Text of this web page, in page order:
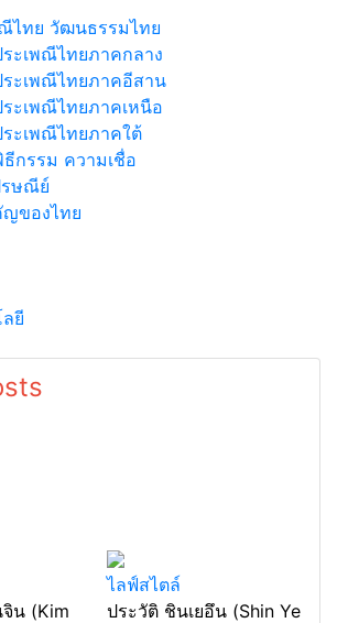
ไทย วัฒนธรรมไทย
ะเพณีไทยภาคกลาง
ะเพณีไทยภาคอีสาน
ะเพณีไทยภาคเหนือ
ะเพณีไทยภาคใต้
กรรม ความเชื่อ
รษณีย์
ของไทย
ยี
น (Kim
ไลฟ์สไตล์
ประวัติ ชินเยอึน (Shin Ye